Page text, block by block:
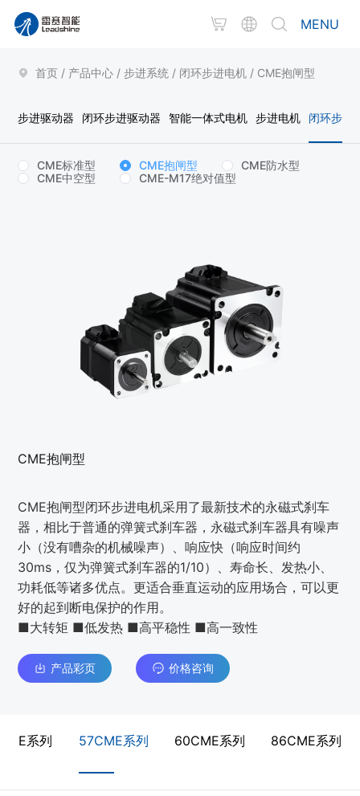
MENU
首页 / 产品中心 / 步进系统 / 闭环步进电机 / CME抱闸型
步进驱动器 闭环步进驱动器 智能一体式电机 步进电机 闭环步进
CME标准型 CME抱闸型
CME防水型
CME中空型
CME-M17绝对值型
CME抱闸型
CME抱闸型闭环步进电机采用了最新技术的永磁式刹车
器，相比于普通的弹簧式刹车器，永磁式刹车器具有噪声
小（没有嘈杂的机械噪声）、响应快（响应时间约
30ms，仅为弹簧式刹车器的1/10）、寿命长、发热小、
功耗低等诸多优点。更适合垂直运动的应用场合，可以更
好的起到断电保护的作用。
■大转矩 ■低发热 ■高平稳性 ■高一致性
产品彩页 价格咨询
系列 57CME系列 60CME系列 86CME系列